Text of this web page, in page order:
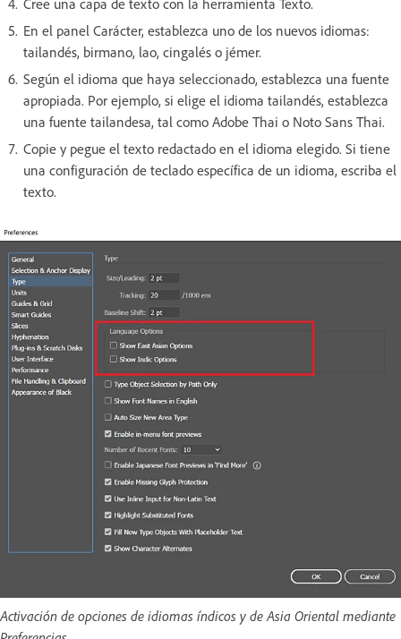
En el panel Carácter, establezca uno de los nuevos idiomas:
tailandés, birmano, lao, cingalés o jémer.
Según el idioma que haya seleccionado, establezca una fuente
apropiada. Por ejemplo, si elige el idioma tailandés, establezca
una fuente tailandesa, tal como Adobe Thai o Noto Sans Thai.
Copie y pegue el texto redactado en el idioma elegido. Si tiene
una configuración de teclado específica de un idioma, escriba el
texto.
Activación de opciones de idiomas índicos y de Asia Oriental mediante